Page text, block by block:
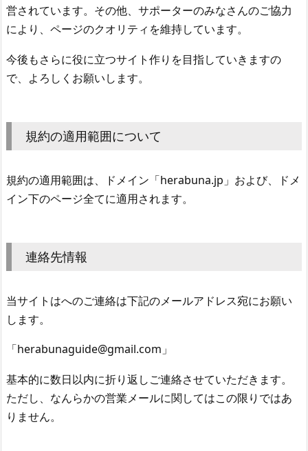
営されています。その他、サポーターのみなさんのご協力
により、ページのクオリティを維持しています。
今後もさらに役に立つサイト作りを目指していきますの
で、よろしくお願いします。
規約の適用範囲について
規約の適用範囲は、ドメイン「herabuna.jp」および、ドメ
イン下のページ全てに適用されます。
連絡先情報
当サイトはへのご連絡は下記のメールアドレス宛にお願い
します。
「herabunaguide@gmail.com」
基本的に数日以内に折り返しご連絡させていただきます。
ただし、なんらかの営業メールに関してはこの限りではあ
りません。